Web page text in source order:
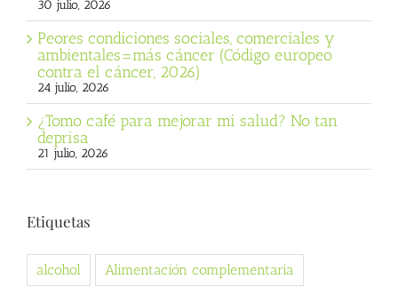
30 julio, 2026
Peores condiciones sociales, comerciales y
ambientales=más cáncer (Código europeo
contra el cáncer, 2026)
24 julio, 2026
¿Tomo café para mejorar mi salud? No tan
deprisa
21 julio, 2026
Etiquetas
alcohol Alimentación complementaria